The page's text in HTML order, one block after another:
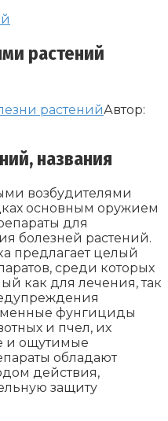
растений
растенийАвтор:
названия
возбудителями
основным оружием
для
болезней растений.
предлагает целый
среди которых
как для лечения, так
фунгициды
и пчел, их
и ощутимые
обладают
действия,
защиту